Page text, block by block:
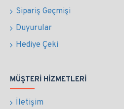
Sipariş Geçmişi
Duyurular
Hediye Çeki
MÜŞTERI HIZMETLERI
İletişim